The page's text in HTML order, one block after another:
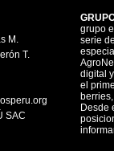
M.
T.
SAC
grupo
serie
digital
el
Desde